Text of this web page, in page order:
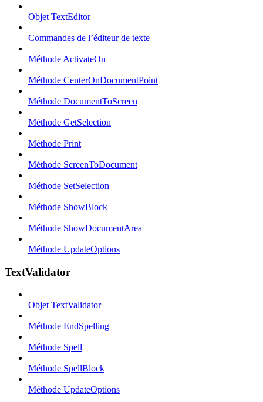
Objet TextEditor
Commandes de l’éditeur de texte
Méthode ActivateOn
Méthode CenterOnDocumentPoint
Méthode DocumentToScreen
Méthode GetSelection
Méthode Print
Méthode ScreenToDocument
Méthode SetSelection
Méthode ShowBlock
Méthode ShowDocumentArea
Méthode UpdateOptions
TextValidator
Objet TextValidator
Méthode EndSpelling
Méthode Spell
Méthode SpellBlock
Méthode UpdateOptions